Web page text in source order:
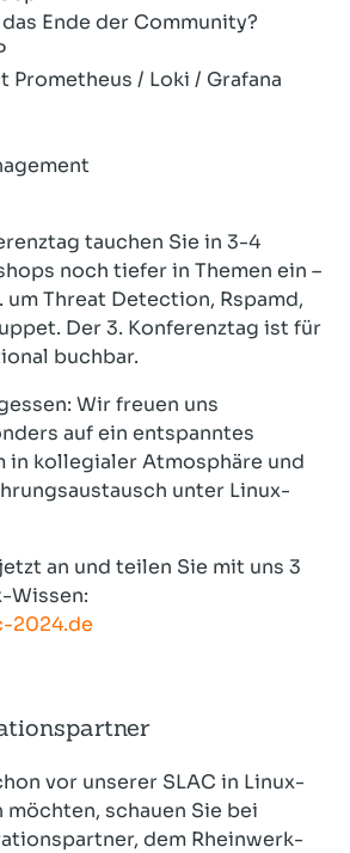
Ende der Community?
/ Loki / Grafana
tauchen Sie in 3-4
noch tiefer in Themen ein –
um Threat Detection, Rspamd,
Der 3. Konferenztag ist für
buchbar.
Wir freuen uns
auf ein entspanntes
in kollegialer Atmosphäre und
unter Linux-
an und teilen Sie mit uns 3
Wissen:
2024.de
vor unserer SLAC in Linux-
möchten, schauen Sie bei
dem Rheinwerk-